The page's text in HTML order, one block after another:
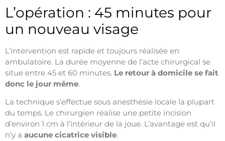
L’opération : 45 minutes pour
un nouveau visage
L’intervention est rapide et toujours réalisée en
ambulatoire. La durée moyenne de l’acte chirurgical se
situe entre 45 et 60 minutes. Le retour à domicile se fait
donc le jour même.
La technique s’effectue sous anesthésie locale la plupart
du temps. Le chirurgien réalise une petite incision
d’environ 1 cm à l’intérieur de la joue. L’avantage est qu’il
n’y a aucune cicatrice visible.